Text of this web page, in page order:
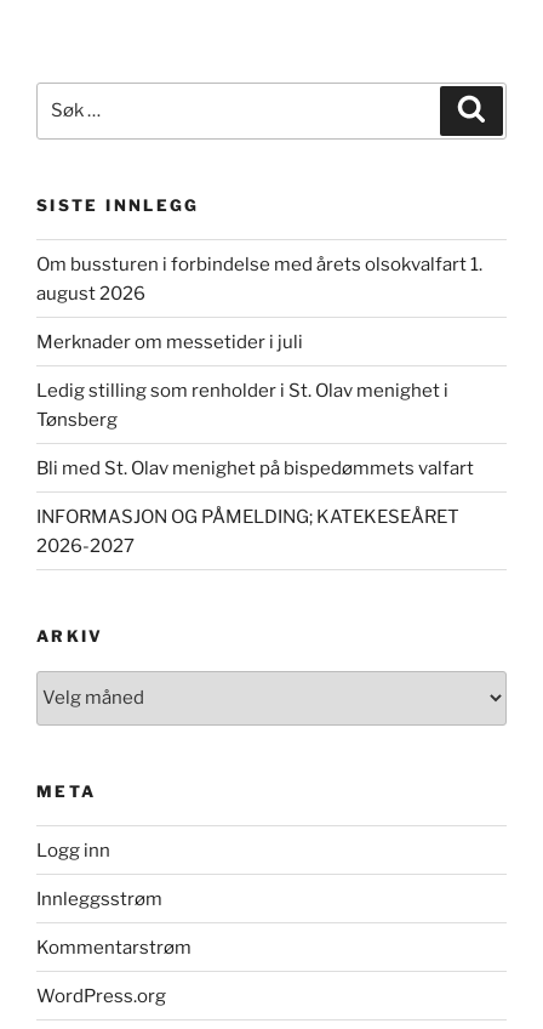
etter:
SISTE INNLEGG
Om bussturen i forbindelse med årets olsokvalfart 1.
august 2026
Merknader om messetider i juli
Ledig stilling som renholder i St. Olav menighet i
Tønsberg
Bli med St. Olav menighet på bispedømmets valfart
INFORMASJON OG PÅMELDING; KATEKESEÅRET
2026-2027
ARKIV
META
Logg inn
Innleggsstrøm
Kommentarstrøm
WordPress.org